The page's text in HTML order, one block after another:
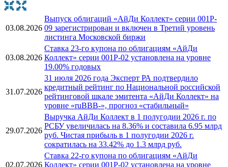
03.08.2026
Выпуск облигаций «АйДи Коллект» серии 001P-
09 зарегистрирован и включен в Третий уровень
листинга Московской биржи
03.08.2026
Ставка 23-го купона по облигациям «АйДи
Коллект» серии 001Р-02 установлена на уровне
19.00% годовых
31.07.2026
31 июля 2026 года Эксперт РА подтвердило
кредитный рейтинг по Национальной российской
рейтинговой шкале эмитента «АйДи Коллект» на
уровне «ruBBB-», прогноз «стабильный»
29.07.2026
Выручка АйДи Коллект в 1 полугодии 2026 г. по
РСБУ увеличилась на 8.36% и составила 6.95 млрд
руб. Чистая прибыль в 1 полугодии 2026 г.
сократилась на 33.42% до 1.3 млрд руб.
02.07.2026
Ставка 22-го купона по облигациям «АйДи
Коллект» серии 001Р-02 установлена на уровне